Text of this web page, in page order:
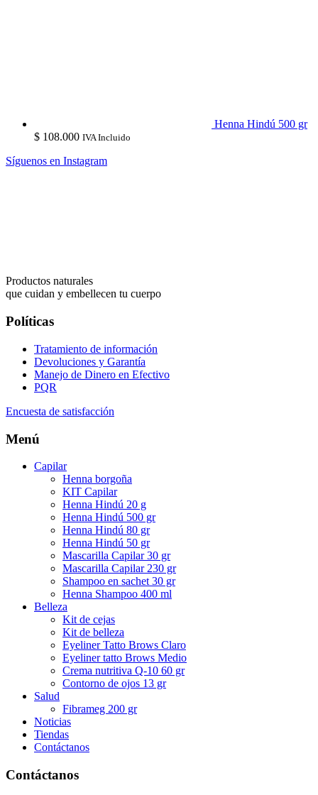
Henna Hindú 500 gr
$ 108.000 IVA Incluido
Síguenos en Instagram
Productos naturales
que cuidan y embellecen tu cuerpo
Políticas
Tratamiento de información
Devoluciones y Garantía
Manejo de Dinero en Efectivo
PQR
Encuesta de satisfacción
Menú
Capilar
Henna borgoña
KIT Capilar
Henna Hindú 20 g
Henna Hindú 500 gr
Henna Hindú 80 gr
Henna Hindú 50 gr
Mascarilla Capilar 30 gr
Mascarilla Capilar 230 gr
Shampoo en sachet 30 gr
Henna Shampoo 400 ml
Belleza
Kit de cejas
Kit de belleza
Eyeliner Tatto Brows Claro
Eyeliner tatto Brows Medio
Crema nutritiva Q-10 60 gr
Contorno de ojos 13 gr
Salud
Fibrameg 200 gr
Noticias
Tiendas
Contáctanos
Contáctanos